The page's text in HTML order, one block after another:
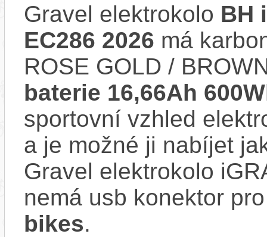
Gravel elektrokolo BH
EC286 2026 má
ROSE GOLD /
baterie 16,66Ah
sportovní vzhled
a je možné ji nabíjet
Gravel elektrokolo
nemá usb konektor
bikes.